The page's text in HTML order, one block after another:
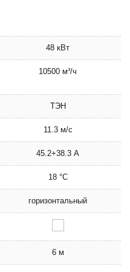
48 кВт
10500 м³/ч
ТЭН
11.3 м/с
45.2+38.3 А
18 °C
горизонтальный
6 м